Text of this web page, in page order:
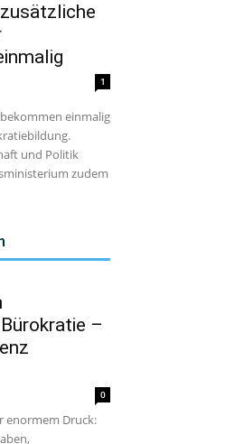
1
einmalig
und Politik
zudem
–
0
enormem Druck: